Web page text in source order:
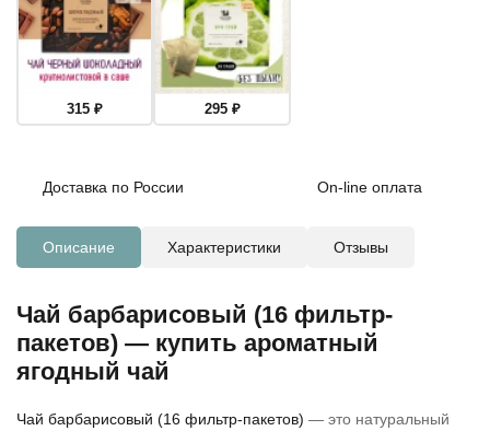
315₽ 295 ₽
Доставка по России On-line оплата
Описание Характеристики Отзывы
Чай барбарисовый (16 фильтр-
пакетов) — купить ароматный
ягодный чай
Чай барбарисовый (16 фильтр-пакетов) — это натуральный